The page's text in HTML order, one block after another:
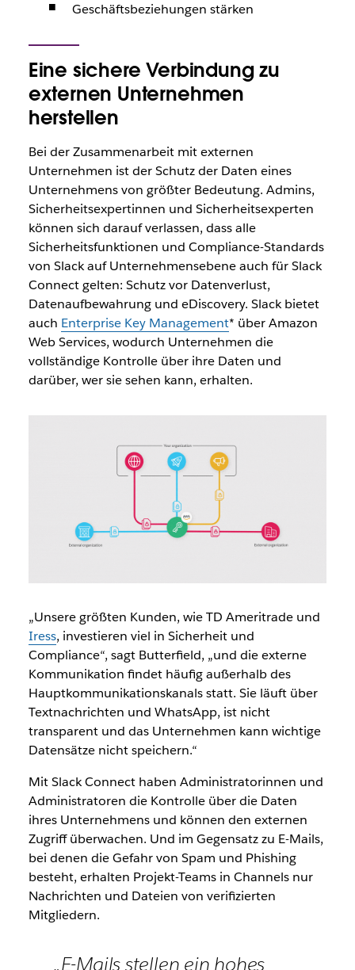
Geschäftsbeziehungen stärken
Eine sichere Verbindung zu
externen Unternehmen
herstellen
Bei der Zusammenarbeit mit externen
Unternehmen ist der Schutz der Daten eines
Unternehmens von größter Bedeutung. Admins,
Sicherheitsexpertinnen und Sicherheitsexperten
können sich darauf verlassen, dass alle
Sicherheitsfunktionen und Compliance-Standards
von Slack auf Unternehmensebene auch für Slack
Connect gelten: Schutz vor Datenverlust,
Datenaufbewahrung und eDiscovery. Slack bietet
auch Enterprise Key Management* über Amazon
Web Services, wodurch Unternehmen die
vollständige Kontrolle über ihre Daten und
darüber, wer sie sehen kann, erhalten.
„Unsere größten Kunden, wie TD Ameritrade und
Iress, investieren viel in Sicherheit und
Compliance“, sagt Butterfield, „und die externe
Kommunikation findet häufig außerhalb des
Hauptkommunikationskanals statt. Sie läuft über
Textnachrichten und WhatsApp, ist nicht
transparent und das Unternehmen kann wichtige
Datensätze nicht speichern.“
Mit Slack Connect haben Administratorinnen und
Administratoren die Kontrolle über die Daten
ihres Unternehmens und können den externen
Zugriff überwachen. Und im Gegensatz zu E-Mails,
bei denen die Gefahr von Spam und Phishing
besteht, erhalten Projekt-Teams in Channels nur
Nachrichten und Dateien von verifizierten
Mitgliedern.
„E-Mails stellen ein hohes